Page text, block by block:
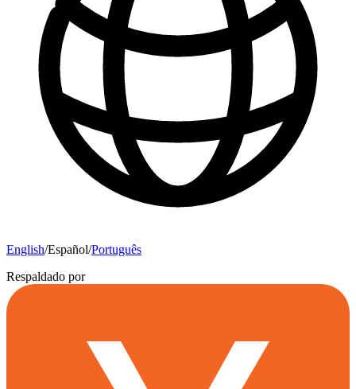
English/Español/Português
Respaldado por